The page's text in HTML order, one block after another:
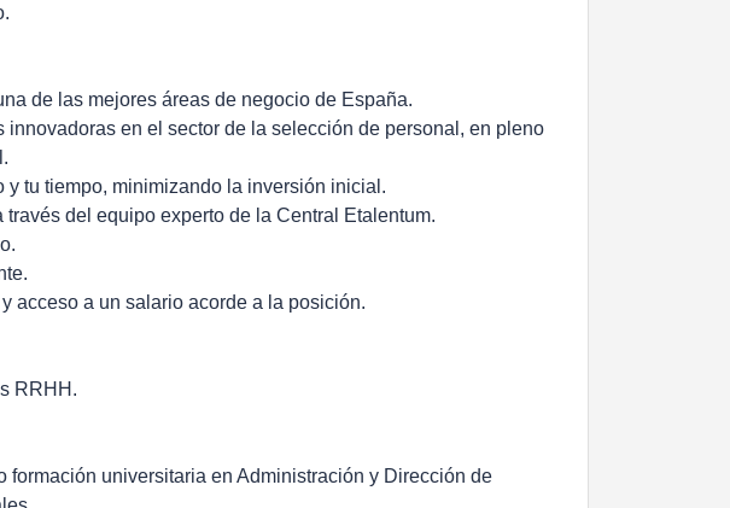
de las mejores áreas de negocio de España.
innovadoras en el sector de la selección de personal, en pleno
tu tiempo, minimizando la inversión inicial.
del equipo experto de la Central Etalentum.
acceso a un salario acorde a la posición.
RRHH.
formación universitaria en Administración y Dirección de